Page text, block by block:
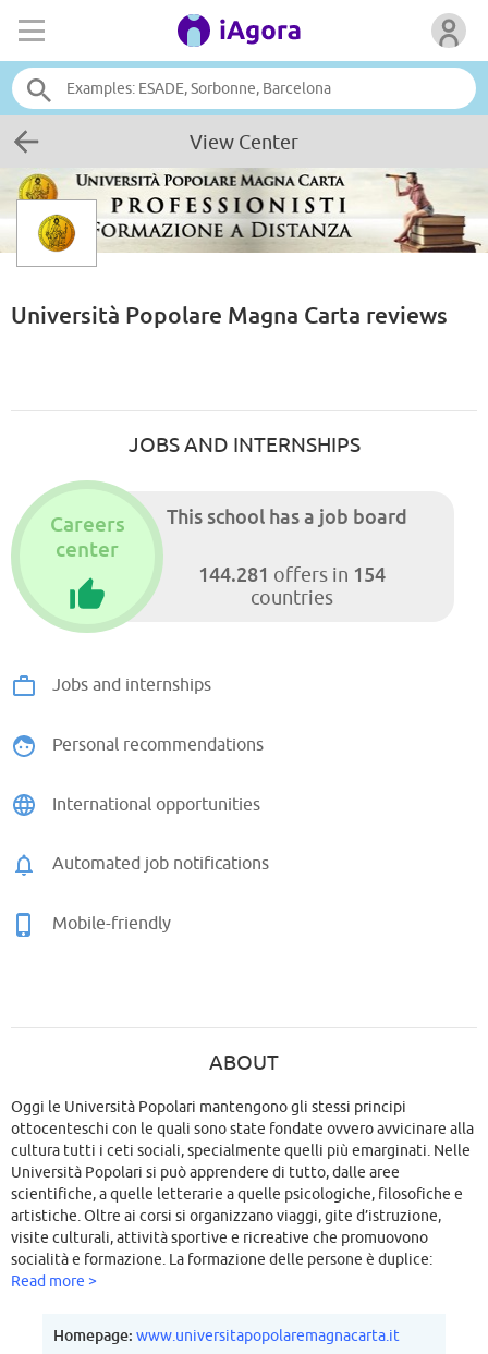
View Center
Università Popolare Magna Carta reviews
JOBS AND INTERNSHIPS
This school has a job board
144.281 offers in 154
countries
Careers
center
Jobs and internships
Personal recommendations
International opportunities
Automated job notifications
Mobile-friendly
ABOUT
Oggi le Università Popolari mantengono gli stessi principi
ottocenteschi con le quali sono state fondate ovvero avvicinare alla
cultura tutti i ceti sociali, specialmente quelli più emarginati. Nelle
Università Popolari si può apprendere di tutto, dalle aree
scientifiche, a quelle letterarie a quelle psicologiche, filosofiche e
artistiche. Oltre ai corsi si organizzano viaggi, gite d’istruzione,
visite culturali, attività sportive e ricreative che promuovono
socialità e formazione. La formazione delle persone è duplice:
concerne la crescita della persona e la crescita professionale. Si
culturale svolgendo corsi relativi ai più diversi argomenti, curare
l’aggiornamento di chi esercita un’attività, agevolare la formazione
Read more >
Homepage: www.universitapopolaremagnacarta.it